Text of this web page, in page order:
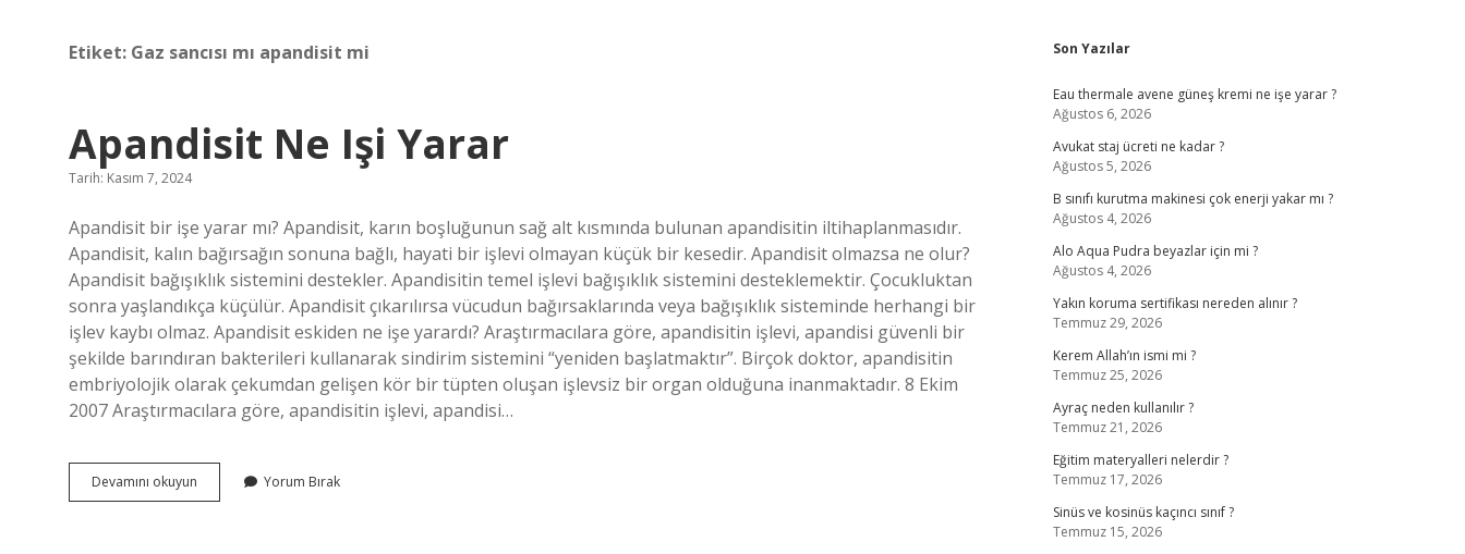
Etiket: Gaz sancısı mı apandisit mi
Apandisit Ne Işi Yarar
Tarih: Kasım 7, 2024
Apandisit bir işe yarar mı? Apandisit, karın boşluğunun sağ alt kısmında bulunan apandisitin iltihaplanmasıdır.
Apandisit, kalın bağırsağın sonuna bağlı, hayati bir işlevi olmayan küçük bir kesedir. Apandisit olmazsa ne olur?
Apandisit bağışıklık sistemini destekler. Apandisitin temel işlevi bağışıklık sistemini desteklemektir. Çocukluktan
sonra yaşlandıkça küçülür. Apandisit çıkarılırsa vücudun bağırsaklarında veya bağışıklık sisteminde herhangi bir
işlev kaybı olmaz. Apandisit eskiden ne işe yarardı? Araştırmacılara göre, apandisitin işlevi, apandisi güvenli bir
şekilde barındıran bakterileri kullanarak sindirim sistemini “yeniden başlatmaktır”. Birçok doktor, apandisitin
embriyolojik olarak çekumdan gelişen kör bir tüpten oluşan işlevsiz bir organ olduğuna inanmaktadır. 8 Ekim
2007 Araştırmacılara göre, apandisitin işlevi, apandisi…
Devamını okuyun Apandisit
Ne
Yorum Bırak
Sidebar
Son Yazılar
Eau thermale avene güneş kremi ne işe yarar ?
Ağustos 6, 2026
Avukat staj ücreti ne kadar ?
Ağustos 5, 2026
B sınıfı kurutma makinesi çok enerji yakar mı ?
Ağustos 4, 2026
Alo Aqua Pudra beyazlar için mi ?
Ağustos 4, 2026
Yakın koruma sertifikası nereden alınır ?
Temmuz 29, 2026
Kerem Allah’ın ismi mi ?
Temmuz 25, 2026
Ayraç neden kullanılır ?
Temmuz 21, 2026
Eğitim materyalleri nelerdir ?
Temmuz 17, 2026
Sinüs ve kosinüs kaçıncı sınıf ?
Temmuz 15, 2026